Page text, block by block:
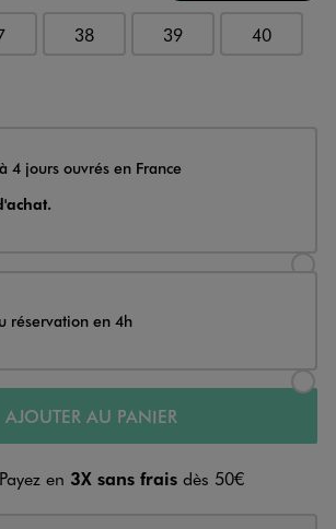
38 39 40
4 jours ouvrés en France
réservation en 4h
AJOUTER AU PANIER
Payez en 3X sans frais dès 50€